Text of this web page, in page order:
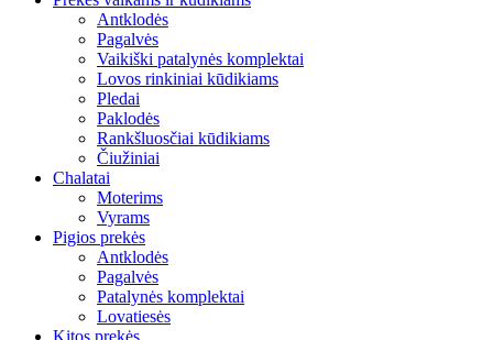
Antklodės
Pagalvės
Vaikiški patalynės komplektai
Lovos rinkiniai kūdikiams
Pledai
Paklodės
Rankšluosčiai kūdikiams
Čiužiniai
Chalatai
Moterims
Vyrams
Pigios prekės
Antklodės
Pagalvės
Patalynės komplektai
Lovatiesės